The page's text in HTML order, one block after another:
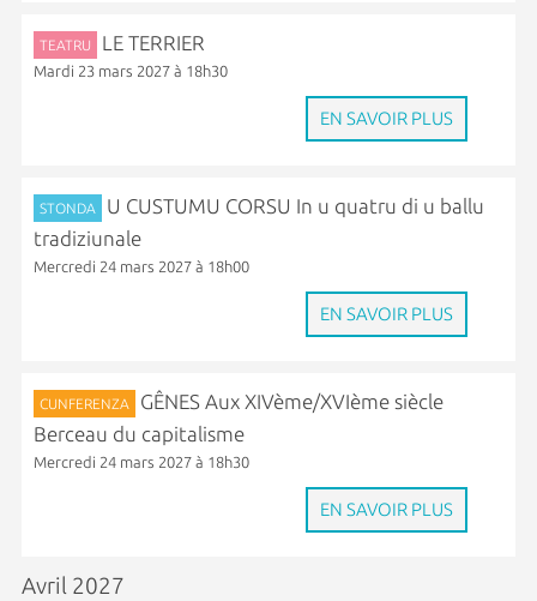
TEATRU LE TERRIER
Mardi 23 mars 2027 à 18h30
EN SAVOIR PLUS
STONDA
U CUSTUMU CORSU In u quatru di u ballu
tradiziunale
Mercredi 24 mars 2027 à 18h00
EN SAVOIR PLUS
CUNFERENZA
GÊNES Aux XIVème/XVIème siècle
Berceau du capitalisme
Mercredi 24 mars 2027 à 18h30
EN SAVOIR PLUS
Avril 2027